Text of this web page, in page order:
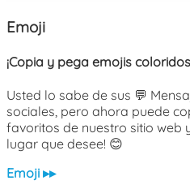
Emoji
¡Copia y pega emojis
Usted lo sabe de sus 💬
sociales, pero ahora puede
favoritos de nuestro sitio web
lugar que desee! 😊
Emoji ▸▸